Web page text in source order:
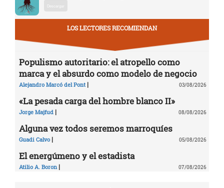
Descargar
LOS LECTORES RECOMIENDAN
Populismo autoritario: el atropello como
marca y el absurdo como modelo de negocio
Alejandro Marcó del Pont | 03/08/2026
«La pesada carga del hombre blanco II»
Jorge Majfud | 08/08/2026
Alguna vez todos seremos marroquíes
Guadi Calvo | 05/08/2026
El energúmeno y el estadista
Atilio A. Boron | 07/08/2026